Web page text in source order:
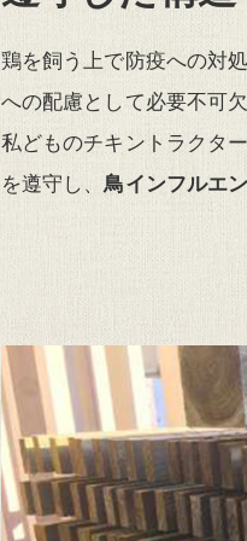
鶏を飼う上で防疫への対
への配慮として必要不可
私どものチキントラクタ
を遵守し、鳥インフルエ